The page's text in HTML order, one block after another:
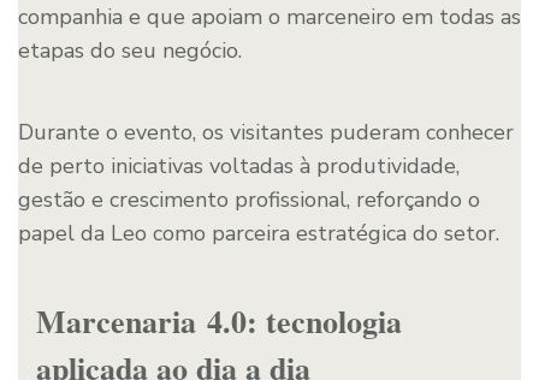
companhia e que apoiam o marceneiro em todas as
etapas do seu negócio.
Durante o evento, os visitantes puderam conhecer
de perto iniciativas voltadas à produtividade,
gestão e crescimento profissional, reforçando o
papel da Leo como parceira estratégica do setor.
Marcenaria 4.0: tecnologia
aplicada ao dia a dia